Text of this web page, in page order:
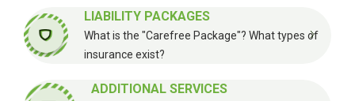
LIABILITY PACKAGES
What is the "Carefree Package"? What types of
insurance exist?
ADDITIONAL SERVICES